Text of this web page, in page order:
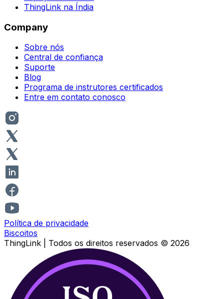
ThingLink na Índia
Company
Sobre nós
Central de confiança
Suporte
Blog
Programa de instrutores certificados
Entre em contato conosco
Política de privacidade
Biscoitos
ThingLink | Todos os direitos reservados © 2026